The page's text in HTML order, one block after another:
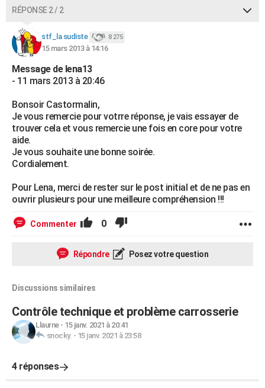
RÉPONSE 2 / 2
stf_la sudiste 8 275
15 mars 2013 à 14:16
Message de lena13
- 11 mars 2013 à 20:46
Bonsoir Castormalin,
Je vous remercie pour votrre réponse, je vais essayer de
trouver cela et vous remercie une fois en core pour votre
aide.
Je vous souhaite une bonne soirée.
Cordialement.
Pour Lena, merci de rester sur le post initial et de ne pas en
ouvrir plusieurs pour une meilleure compréhension !!!
Commenter 0
Répondre Posez votre question
Discussions similaires
Contrôle technique et problème carrosserie
Llaurne- 15 janv. 2021 à 20:41
snocky. - 15 janv. 2021 à 23:58
4 réponses